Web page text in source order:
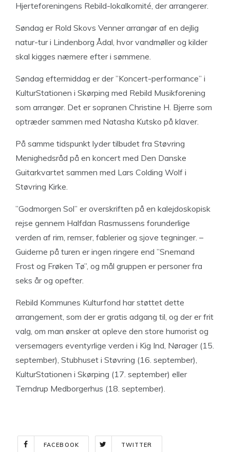
Hjerteforeningens Rebild-lokalkomité, der arrangerer.
Søndag er Rold Skovs Venner arrangør af en dejlig
natur-tur i Lindenborg Ådal, hvor vandmøller og kilder
skal kigges næmere efter i sømmene.
Søndag eftermiddag er der ”Koncert-performance” i
KulturStationen i Skørping med Rebild Musikforening
som arrangør. Det er sopranen Christine H. Bjerre som
optræder sammen med Natasha Kutsko på klaver.
På samme tidspunkt lyder tilbudet fra Støvring
Menighedsråd på en koncert med Den Danske
Guitarkvartet sammen med Lars Colding Wolf i
Støvring Kirke.
”Godmorgen Sol” er overskriften på en kalejdoskopisk
rejse gennem Halfdan Rasmussens forunderlige
verden af rim, remser, fablerier og sjove tegninger. –
Guiderne på turen er ingen ringere end ”Snemand
Frost og Frøken Tø”, og mål gruppen er personer fra
seks år og opefter.
Rebild Kommunes Kulturfond har støttet dette
arrangement, som der er gratis adgang til, og der er frit
valg, om man ønsker at opleve den store humorist og
versemagers eventyrlige verden i Kig Ind, Nørager (15.
september), Stubhuset i Støvring (16. september),
KulturStationen i Skørping (17. september) eller
Terndrup Medborgerhus (18. september).
FACEBOOK TWITTER